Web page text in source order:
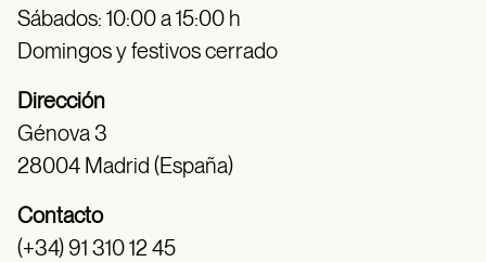
Sábados: 10:00 a 15:00 h
Domingos y festivos cerrado
Dirección
Génova 3
28004 Madrid (España)
Contacto
(+34) 91 310 12 45